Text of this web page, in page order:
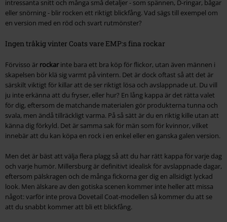
intressanta snitt och många små detaljer - som spännen, D-ringar, bågar
eller snörning - blir rocken ett riktigt blickfång. Vad sägs till exempel om
en version med en röd och svart rutmönster?
Ingen tråkig vinter Coats vare EMP:s fina rockar
Förvisso är rockarinte bara ett bra köp för flickor, utan även männen i
skapelsen bör klä sig varmt på vintern. Det är dock oftast så att det är
särskilt viktigt för killar att de ser riktigt lösa och avslappnade ut. Du vill
ju inte erkänna att du fryser, eller hur? En lång kappa är det rätta valet
för dig, eftersom de matchande materialen gör produkterna tunna och
svala, men ändå tillräckligt varma. På så sätt är du en riktig kille utan att
känna dig förkyld. Det är samma sak för män som för kvinnor, vilket
innebär att du kan köpa en rock i en enkel eller en ganska galen version.
Men det är bäst att välja flera plagg så att du har rätt kappa för varje dag
och varje humör. Millersburg är definitivt idealisk för avslappnade dagar,
eftersom pälskragen och de många fickorna ger dig en allsidigt lyckad
look. Men älskare av den gotiska scenen kommer inte heller att missa
något: varför inte prova Dovetail Coat-modellen så kommer du att se
att du snabbt kommer att bli ett blickfång.